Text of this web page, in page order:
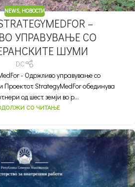
NEWS, НОВОСТИ
–
УПРАВУВАЊЕ СО
ШУМИ
DC
- Одржливо управување со
Проектот StrategyMedFor обединува
од шест земји во р...
СО ЧИТАЊЕ